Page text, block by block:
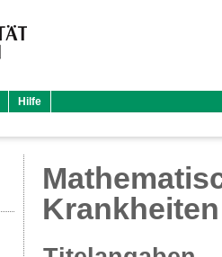
Hilfe
Krankheiten